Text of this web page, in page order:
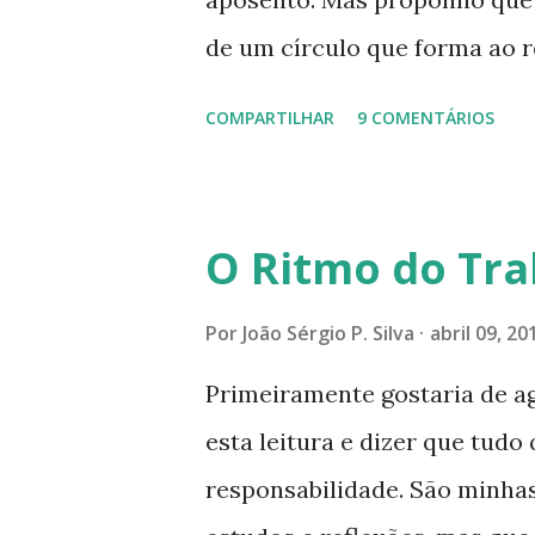
de um círculo que forma ao
tocando os círculos
formando um círculo cada
CONSAGRAÇÃO DO
Presença que me envolve
aqui: é a presença da
Felicidade e Alegria. Quem
COMPARTILHAR 9 COMENTÁRIOS
O Ritmo do
Por João Sérgio P. Silva abril 09,
Primeiramente gostaria de
esta leitura e dizer que tudo
responsabilidade. São